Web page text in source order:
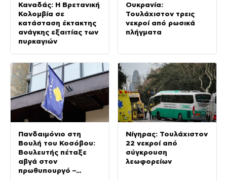
Καναδάς: Η Βρετανική
Κολομβία σε
κατάσταση έκτακτης
ανάγκης εξαιτίας των
πυρκαγιών
Ουκρανία:
Τουλάχιστον τρεις
νεκροί από ρωσικά
πλήγματα
Πανδαιμόνιο στη
Βουλή του Κοσόβου:
Βουλευτής πέταξε
αβγά στον
πρωθυπουργό –
Νίγηρας: Τουλάχιστον
22 νεκροί από
σύγκρουση
λεωφορείων